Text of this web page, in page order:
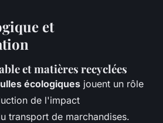
et
et matières recyclées
écologiques jouent un rôle
de l'impact
transport de marchandises.